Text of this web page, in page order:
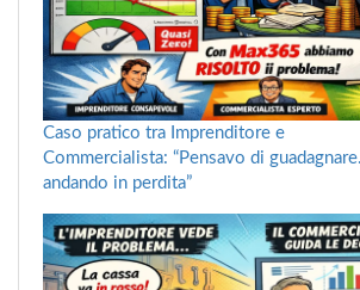
Caso pratico tra Imprenditore e
Commercialista: “Pensavo di
andando in perdita”